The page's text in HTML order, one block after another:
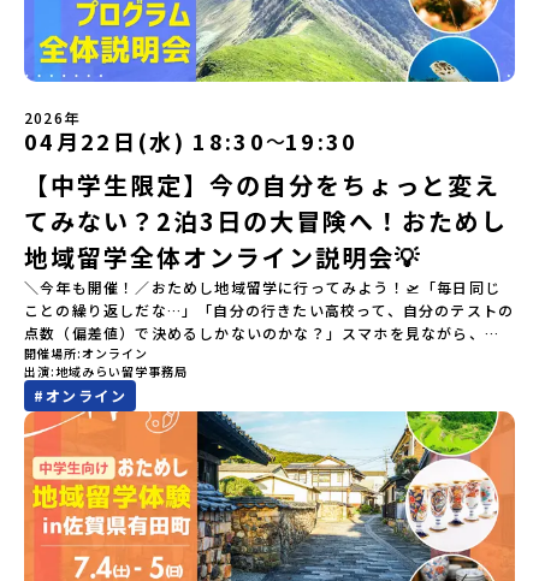
2026年
04月22日(水) 18:30〜19:30
【中学生限定】今の自分をちょっと変え
てみない？2泊3日の大冒険へ！おためし
地域留学全体オンライン説明会💡
＼今年も開催！／おためし地域留学に行ってみよう！🛫「毎日同じ
ことの繰り返しだな…」「自分の行きたい高校って、自分のテストの
点数（偏差値）で決めるしかないのかな？」スマホを見ながら、進
路にモヤモヤしているそこのあなたへ！👀テストの点数ではなく、
あなたの「ワクワク（＝自分軸）」で進路を選ぶ。そんな新しい選
択肢が、「地域みらい留学」です。「でも、いきなり知らない土地
の高校に進学するなんて不安…」そんな人のために、2泊3日で気軽
にプチ体験できる【おためし地域留学】の魅力を凝縮したオンライ
ン説明会のアーカイブ（録画）を公開中です！✨＼🔥ここがすごい！
🔥／おためし地域留学 3つのワクワク🔥🔥 ①スマホじゃわからない
「圧倒的な感動」！教科書を読むだけじゃわからない、その地域な
らではの大自然や歴史を「五感」でフル体験！カヌーに乗ったり、
伝統文化に触れたり、本物の冒険が待っています！🔥 ②「初めまし
開催場所 オンライン
出演 地域みらい留学事務局
#オンライン